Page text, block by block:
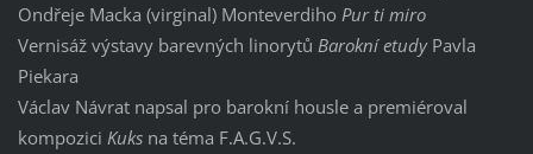
Ondřeje Macka (virginal) Monteverdiho Pur ti miro
Vernisáž výstavy barevných linorytů Barokní etudy Pavla
Piekara
Václav Návrat napsal pro barokní housle a premiéroval
kompozici Kuksna téma F.A.G.V.S.